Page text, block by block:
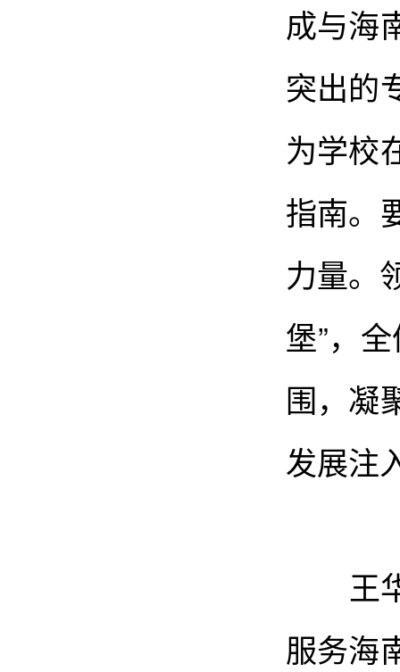
成与海
突出的
为学校
指南。
力量。
堡”，
围，凝
发展注
王华
服务海